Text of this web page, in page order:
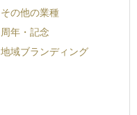
その他の業種
周年・記念
地域ブランディング